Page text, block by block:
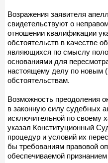
Возражения заявителя
свидетельствуют о
отношении квалификации
обстоятельств в качестве
являющихся по смыслу
основаниями для
настоящему делу по новым
обстоятельствам.
Возможность преодоления
в законную силу судебных
исключительной по своему
указал Конституционный
процедур и условий их
бы требованиям правовой
обеспечиваемой